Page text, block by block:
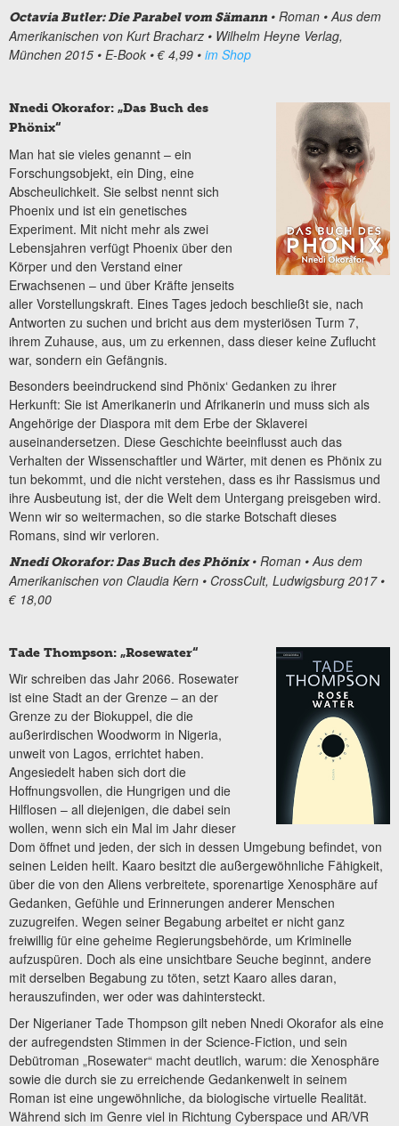
Octavia Butler: Die Parabel vom Sämann • Roman • Aus dem
Amerikanischen von Kurt Bracharz • Wilhelm Heyne Verlag,
München 2015 • E-Book • € 4,99 • im Shop
Nnedi Okorafor: „Das Buch des
Phönix“
Man hat sie vieles genannt – ein
Forschungsobjekt, ein Ding, eine
Abscheulichkeit. Sie selbst nennt sich
Phoenix und ist ein genetisches
Experiment. Mit nicht mehr als zwei
Lebensjahren verfügt Phoenix über den
Körper und den Verstand einer
Erwachsenen – und über Kräfte jenseits
aller Vorstellungskraft. Eines Tages jedoch beschließt sie, nach
Antworten zu suchen und bricht aus dem mysteriösen Turm 7,
ihrem Zuhause, aus, um zu erkennen, dass dieser keine Zuflucht
war, sondern ein Gefängnis.
Besonders beeindruckend sind Phönix‘ Gedanken zu ihrer
Herkunft: Sie ist Amerikanerin und Afrikanerin und muss sich als
Angehörige der Diaspora mit dem Erbe der Sklaverei
auseinandersetzen. Diese Geschichte beeinflusst auch das
Verhalten der Wissenschaftler und Wärter, mit denen es Phönix zu
tun bekommt, und die nicht verstehen, dass es ihr Rassismus und
ihre Ausbeutung ist, der die Welt dem Untergang preisgeben wird.
Wenn wir so weitermachen, so die starke Botschaft dieses
Romans, sind wir verloren.
Nnedi Okorafor: Das Buch des Phönix • Roman • Aus dem
Amerikanischen von Claudia Kern • CrossCult, Ludwigsburg 2017 •
€ 18,00
Tade Thompson: „Rosewater“
Wir schreiben das Jahr 2066. Rosewater
ist eine Stadt an der Grenze – an der
Grenze zu der Biokuppel, die die
außerirdischen Woodworm in Nigeria,
unweit von Lagos, errichtet haben.
Angesiedelt haben sich dort die
Hoffnungsvollen, die Hungrigen und die
Hilflosen – all diejenigen, die dabei sein
wollen, wenn sich ein Mal im Jahr dieser
Dom öffnet und jeden, der sich in dessen Umgebung befindet, von
seinen Leiden heilt. Kaaro besitzt die außergewöhnliche Fähigkeit,
über die von den Aliens verbreitete, sporenartige Xenosphäre auf
Gedanken, Gefühle und Erinnerungen anderer Menschen
zuzugreifen. Wegen seiner Begabung arbeitet er nicht ganz
freiwillig für eine geheime Regierungsbehörde, um Kriminelle
aufzuspüren. Doch als eine unsichtbare Seuche beginnt, andere
mit derselben Begabung zu töten, setzt Kaaro alles daran,
herauszufinden, wer oder was dahintersteckt.
Der Nigerianer Tade Thompson gilt neben Nnedi Okorafor als eine
der aufregendsten Stimmen in der Science-Fiction, und sein
Debütroman „Rosewater“ macht deutlich, warum: die Xenosphäre
sowie die durch sie zu erreichende Gedankenwelt in seinem
Roman ist eine ungewöhnliche, da biologische virtuelle Realität.
Während sich im Genre viel in Richtung Cyberspace und AR/VR